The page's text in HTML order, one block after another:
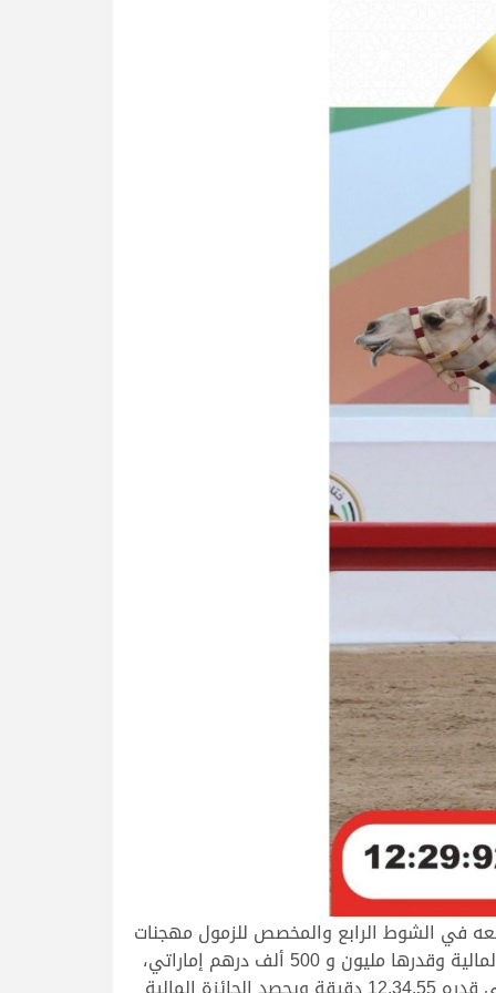
في الشوط الرابع والمخصص للزمول مهجنات
إنتاج بثقة عالية، مؤكدًا جاهزيته الفنية وقدرته على الحفاظ على الوتيرة ذاتها دون تراجع، ليحسم الشداد والجائزة المالية وقدرها مليون و 500 ألف درهم إماراتي،